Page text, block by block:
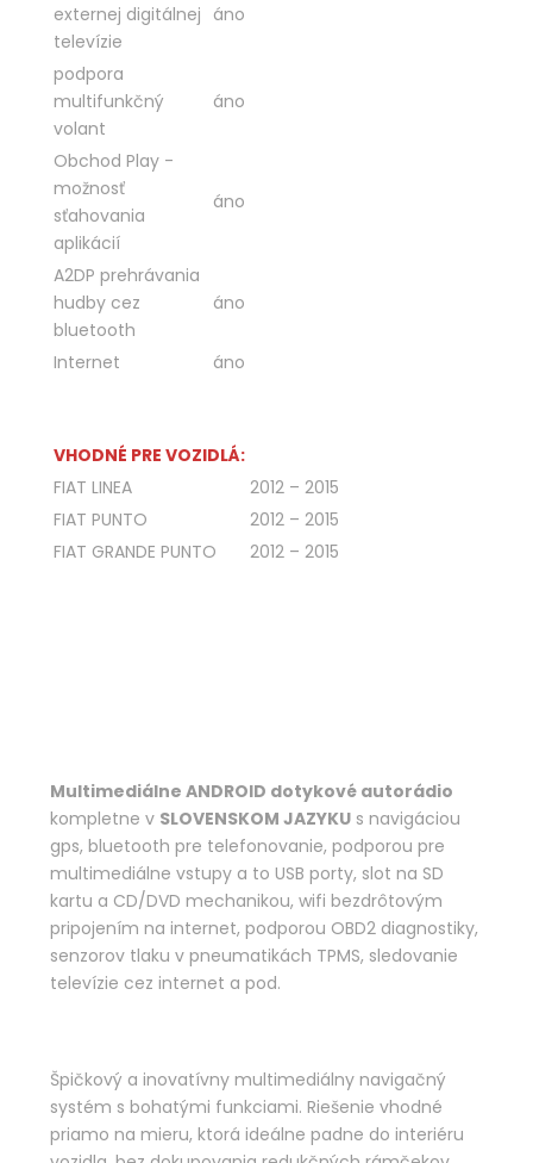
externej digitálnej
televízie
áno
podpora
multifunkčný
volant
áno
Obchod Play -
možnosť
sťahovania
aplikácií
áno
A2DP prehrávania
hudby cez
bluetooth
áno
Internet áno
VHODNÉ PRE VOZIDLÁ:
FIAT LINEA
2012 – 2015
FIAT PUNTO
2012 – 2015
FIAT GRANDE PUNTO
2012 – 2015
Multimediálne ANDROID dotykové autorádio
kompletne v SLOVENSKOM JAZYKU s navigáciou
gps, bluetooth pre telefonovanie, podporou pre
multimediálne vstupy a to USB porty, slot na SD
kartu a CD/DVD mechanikou, wifi bezdrôtovým
pripojením na internet, podporou OBD2 diagnostiky,
senzorov tlaku v pneumatikách TPMS, sledovanie
televízie cez internet a pod.
Špičkový a inovatívny multimediálny navigačný
systém s bohatými funkciami. Riešenie vhodné
priamo na mieru, ktorá ideálne padne do interiéru